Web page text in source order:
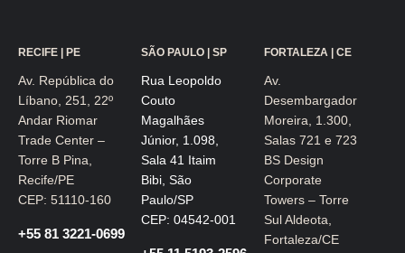
RECIFE | PE
Av. República do
Líbano, 251, 22º
Andar Riomar
Trade Center –
Torre B Pina,
Recife/PE
CEP: 51110-160
+55 81 3221-0699
SÃO PAULO | SP
Rua Leopoldo
Couto
Magalhães
Júnior, 1.098,
Sala 41 Itaim
Bibi, São
Paulo/SP
CEP: 04542-001
FORTALEZA | CE
Av.
Desembargador
Moreira, 1.300,
Salas 721 e 723
BS Design
Corporate
Towers – Torre
Sul Aldeota,
Fortaleza/CE